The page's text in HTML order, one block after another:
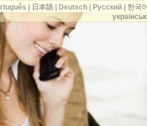
日本語| Deutsch| Русский|
한국